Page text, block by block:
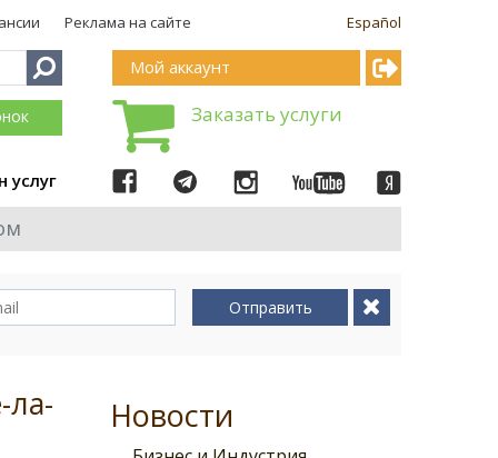
Español
Реклама на сайте
услуг
Мой аккаунт
Заказать услуги
Отправить
Новости